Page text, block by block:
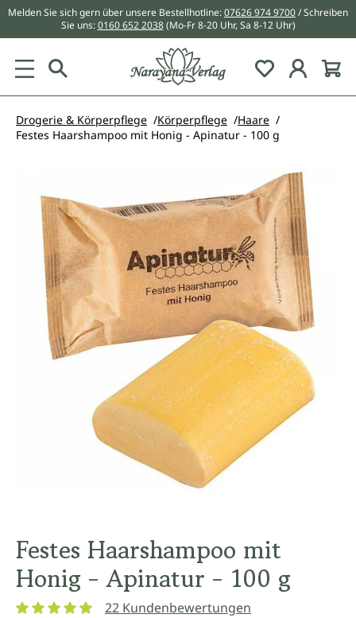
springen
Melden Sie sich gern über unsere Bestellhotline:07626 974 9700/ Schreiben
Sie uns:0160 652 2038 (Mo-Fr 8-20 Uhr, Sa 8-12 Uhr)
Du hast 0
Drogerie & Körperpflege Körperpflege
Haare
Festes Haarshampoo mit Honig - Apinatur - 100 g
Festes Haarshampoo mit
Honig - Apinatur - 100 g
22 Kundenbewertungen